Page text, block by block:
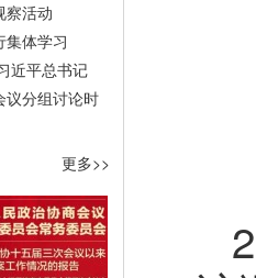
察活动
集体学习
近平总书记
议分组讨论时
更多>>